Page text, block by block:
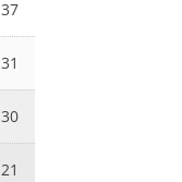
37
31
30
21